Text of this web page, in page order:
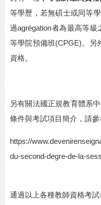
等學歷，若無碩士或同等
過agrégation者為最高等級
等學院預備班(CPGE)。另
資格。
另有關法國正規教育體系
條件與考試項目簡介，請
https://
du-second-degre-de-la-
通過以上各種教師資格考